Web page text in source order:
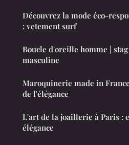
Découvrez la mode éco-
: vetement surf
Boucle d'oreille homme |
masculine
Maroquinerie made in
de l'élégance
L'art de la joaillerie à Paris :
élégance